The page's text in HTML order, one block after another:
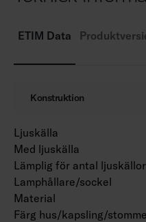
MacAdam 3 SDCM.
(230V).
Livslängd L70 > 100
Livslängd L80 100
Drivdonets livslängd
WH = vit stomme,
rampversioner.
ETIM Data
Konstruktion
Ljuskälla
Med ljuskälla
Lämplig för antal ljuskällor
Lamphållare/sockel
Material
Färg hus/kapsling/stomme